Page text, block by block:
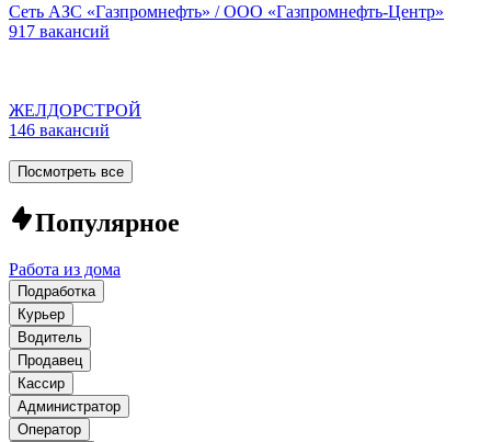
Сеть АЗС «Газпромнефть» / ООО «Газпромнефть-Центр»
917 вакансий
ЖЕЛДОРСТРОЙ
146 вакансий
Посмотреть все
Популярное
Работа из дома
Подработка
Курьер
Водитель
Продавец
Кассир
Администратор
Оператор